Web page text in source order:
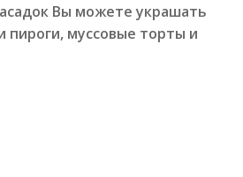
Вы можете украшать
пироги, муссовые торты и